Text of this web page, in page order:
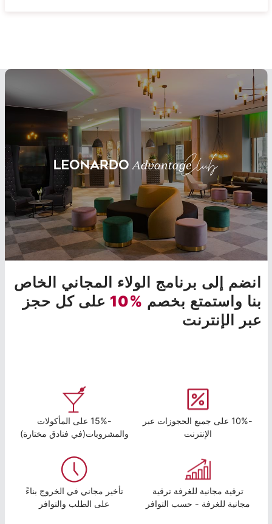
انضم إلى برنامج الولاء المجاني الخاص
بنا واستمتع بخصم %10
على كل حجز
عبر الإنترنت
-10% على جميع الحجوزات عبر
الإنترنت
-15% على المأكولات
والمشروبات(في فنادق مختارة)
ترقية مجانية للغرفة ترقية
مجانية للغرفة - حسب التوافر
تأخير مجاني في الخروج بناءً
على الطلب والتوافر